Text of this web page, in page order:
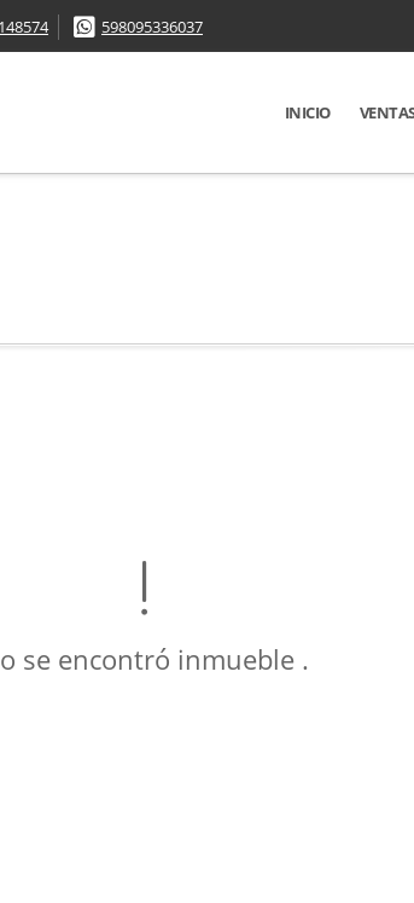
598095336037
INICIO
se encontró inmueble .